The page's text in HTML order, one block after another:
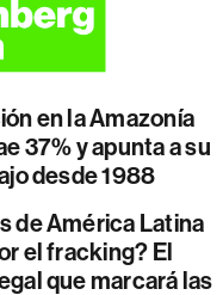
en la Amazonía
37% y apunta a su
desde 1988
de América Latina
el fracking? El
que marcará las